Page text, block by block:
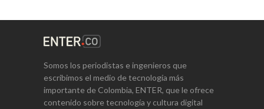
Somos los periodistas e ingenieros que
escribimos el medio de tecnología más
importante de Colombia, ENTER, que le ofrece
contenido sobre tecnología y cultura digital